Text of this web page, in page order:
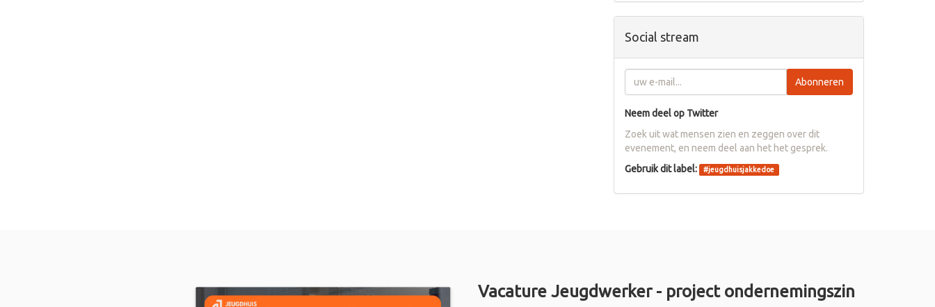
Social stream
Abonneren
Neem deel op Twitter
Zoek uit wat mensen zien en zeggen over dit
evenement, en neem deel aan het het gesprek.
Gebruik dit label:
#jeugdhuisjakkedoe
Vacature Jeugdwerker - project ondernemingszin